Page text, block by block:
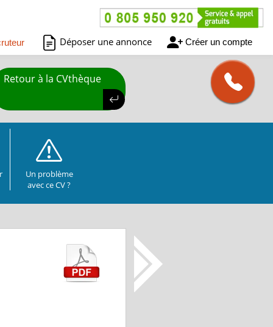
Déposer une annonce Créer un compte
Retour à la CVthèque
Un problème
avec ce CV ?